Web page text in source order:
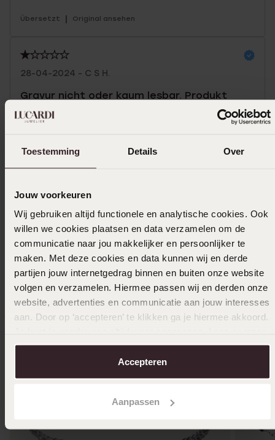
Toestemming Details Over
Jouw voorkeuren
Wij gebruiken altijd functionele en analytische cookies. Ook
willen we cookies plaatsen en data verzamelen om de
communicatie naar jou makkelijker en persoonlijker te
maken. Met deze cookies en data kunnen wij en derde
partijen jouw internetgedrag binnen en buiten onze website
volgen en verzamelen. Hiermee passen wij en derden onze
website, advertenties en communicatie aan jouw interesses
aan. Door op ‘accepteren’ te klikken ga je hiermee akkoord.
over in onscookiebeleid.
Accepteren
Aanpassen
Übersetzt | Original ansehen
28-04-2024 - C S H.
Gravur nicht oder kaum lesbar. Produkt
sieht billig aus.
Ich bin mit den
Größe auswählen und bestellen
Das könnte dir gefallen